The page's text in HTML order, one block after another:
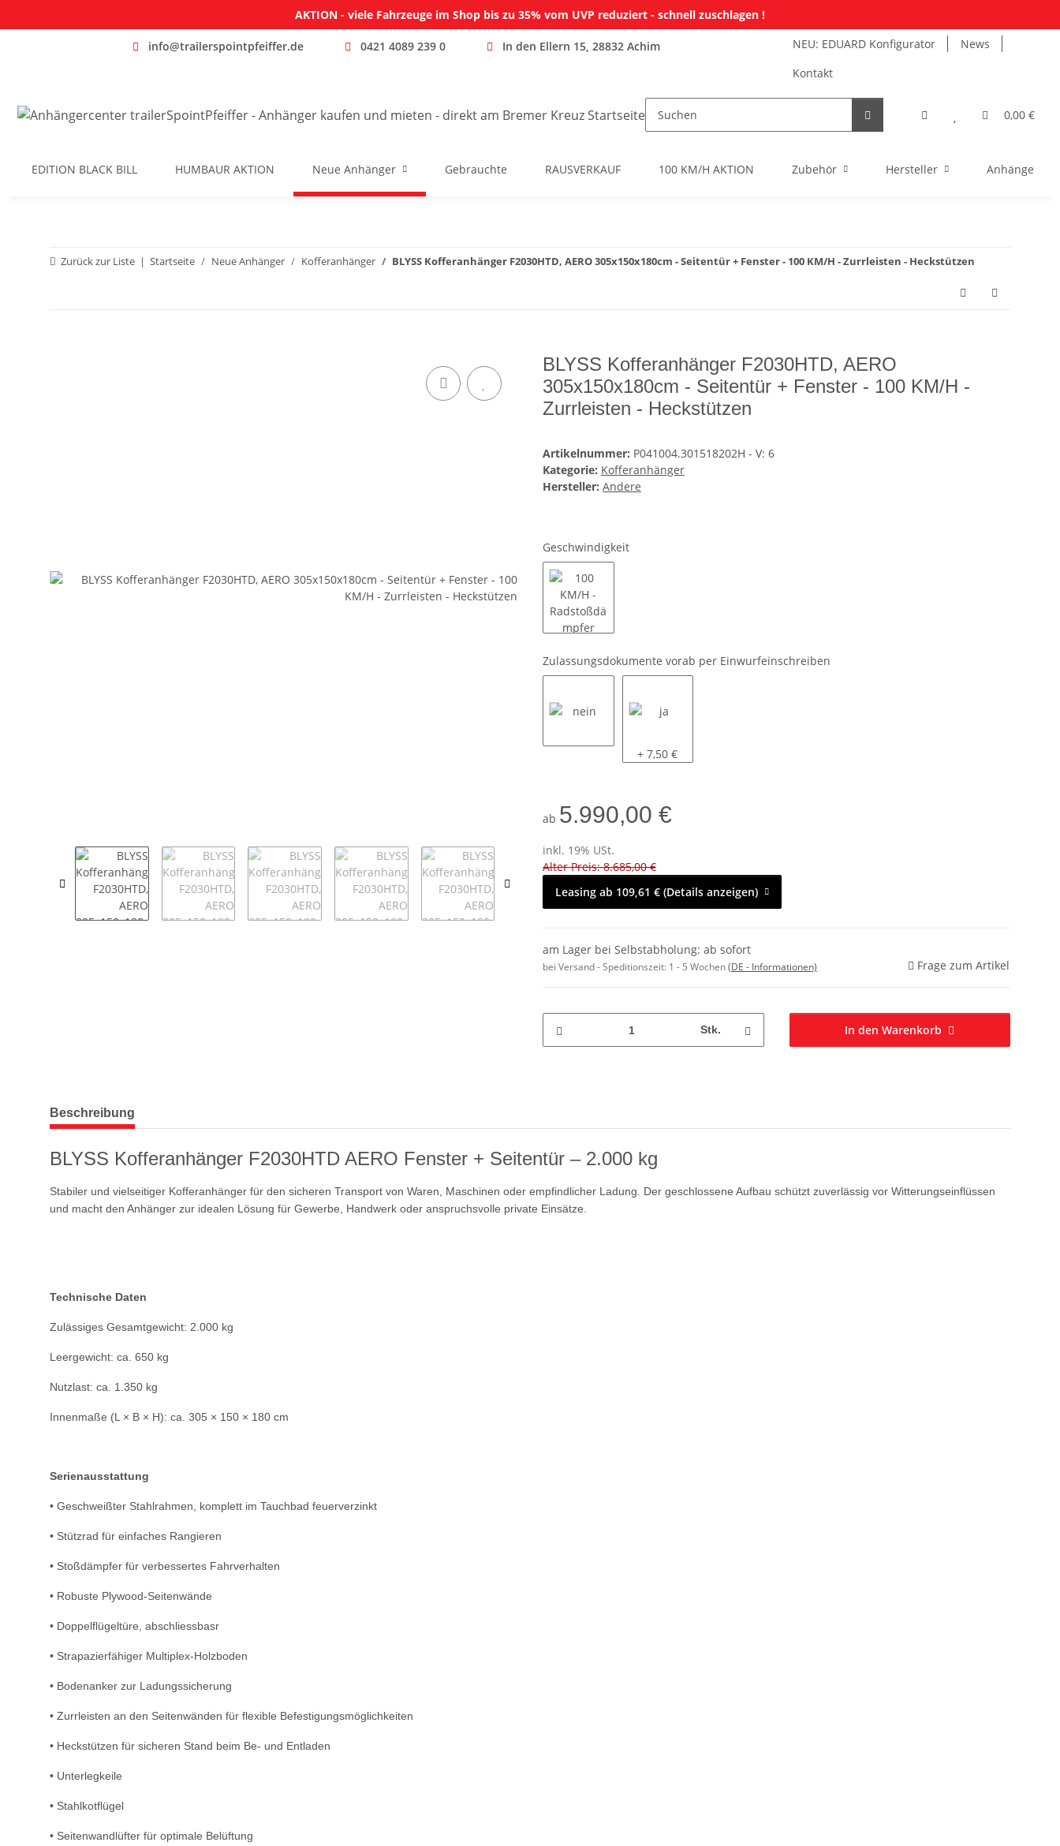
AKTION - viele Fahrzeuge im Shop bis zu 35% vom UVP reduziert - schnell zuschlagen !
info@trailerspointpfeiffer.de 0421 4089 239 0 In den Ellern 15, 28832 Achim NEU: EDUARD Konfigurator
News
Kontakt
0,00 €
EDITION BLACK BILL HUMBAUR AKTION Neue Anhänger Gebrauchte RAUSVERKAUF 100 KM/H AKTION Zubehör Hersteller Anhänger
Zurück zur Liste Startseite Neue Anhänger Kofferanhänger BLYSS Kofferanhänger F2030HTD, AERO 305x150x180cm - Seitentür + Fenster - 100 KM/H - Zurrleisten - Heckstützen
BLYSS Kofferanhänger F2030HTD, AERO
305x150x180cm - Seitentür + Fenster - 100 KM/H -
Zurrleisten - Heckstützen
Artikelnummer: P041004.301518202H - V: 6
Kategorie: Kofferanhänger
Hersteller: Andere
Geschwindigkeit
Zulassungsdokumente vorab per Einwurfeinschreiben
ja
+ 7,50 €
ab 5.990,00 €
inkl. 19% USt.
Alter Preis: 8.685,00 €
Leasing ab 109,61 € (Details anzeigen)
am Lager bei Selbstabholung: ab sofort
bei Versand - Speditionszeit: 1 - 5 Wochen(DE - Informationen) Frage zum Artikel
Stk. In den Warenkorb
weitere Registerkarten anzeigen
Beschreibung
BLYSS Kofferanhänger F2030HTD AERO Fenster + Seitentür – 2.000 kg
Stabiler und vielseitiger Kofferanhänger für den sicheren Transport von Waren, Maschinen oder empfindlicher Ladung. Der geschlossene Aufbau schützt zuverlässig vor Witterungseinflüssen
und macht den Anhänger zur idealen Lösung für Gewerbe, Handwerk oder anspruchsvolle private Einsätze.
Technische Daten
Zulässiges Gesamtgewicht: 2.000 kg
Leergewicht: ca. 650 kg
Nutzlast: ca. 1.350 kg
Innenmaße (L × B × H): ca. 305 × 150 × 180 cm
Serienausstattung
• Geschweißter Stahlrahmen, komplett im Tauchbad feuerverzinkt
• Stützrad für einfaches Rangieren
• Stoßdämpfer für verbessertes Fahrverhalten
• Robuste Plywood-Seitenwände
• Doppelflügeltüre, abschliessbasr
• Strapazierfähiger Multiplex-Holzboden
• Bodenanker zur Ladungssicherung
• Zurrleisten an den Seitenwänden für flexible Befestigungsmöglichkeiten
• Heckstützen für sicheren Stand beim Be- und Entladen
• Unterlegkeile
• Stahlkotflügel
• Seitenwandlüfter für optimale Belüftung